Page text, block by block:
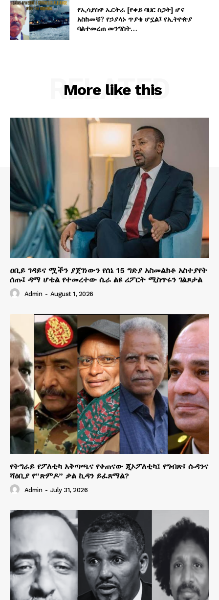
የኢሳያስዋ ኤርትራ [የቀይ ባህር ስጋት] ሆና
አስከመቼ? የኃያላኑ ጥያቄ ሆኗል፤ የኢትዮጵያ
ባልተመረጠ መንግስት…
More like this
RELATED
ዐቢይ ገዳይና ሟችን ያጀገነውን የሰኔ 15 ግድያ አስመልክቶ አስተያየት
ሰጡ፤ ዳማ ሆቴል የተመረተው ሴራ ልዩ ሪፖርት ሚስጥሩን ገልጾታል
Admin - August 1, 2026
የትግራይ የፖለቲካ አቅጣጫና የቀጠናው ጂኦፖለቲካ፤ የግብጽ፣ ሱዳንና
ሻዕቢያ የ”ጽምዶ” ቃል ኪዳን ይፈጸማል?
Admin - July 31, 2026